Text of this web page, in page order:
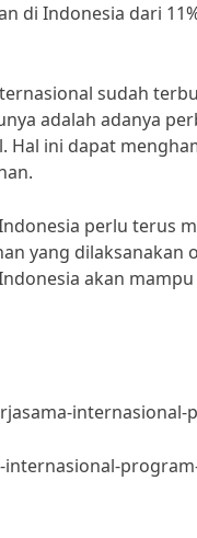
di Indonesia dari
sudah
adalah adanya
ini dapat
perlu terus
yang dilaksanakan
akan
internasional-